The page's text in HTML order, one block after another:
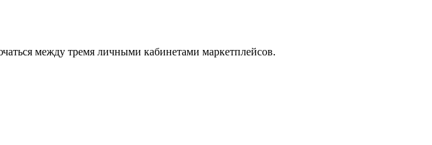
между тремя личными кабинетами маркетплейсов.